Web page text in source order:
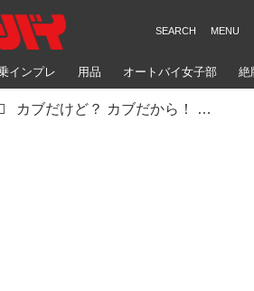
インプレ 用品 オートバイ女子部 絶
カブだけど？ カブだから！ ホンダSUPER CUB90を林道仕様にするのだ───〈若林浩志のスーパー・カブカブ・ダイアリーズ Vol.10〉